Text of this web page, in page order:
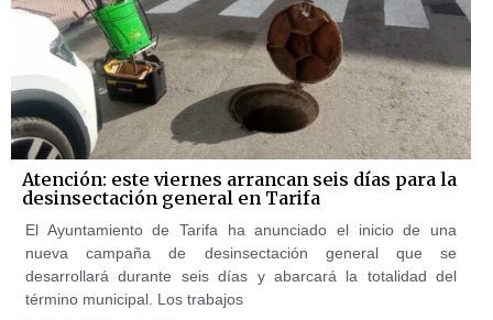
Atención: este viernes arrancan seis días para la
desinsectación general en Tarifa
El Ayuntamiento de Tarifa ha anunciado el inicio de una
nueva campaña de desinsectación general que se
desarrollará durante seis días y abarcará la totalidad del
término municipal. Los trabajos